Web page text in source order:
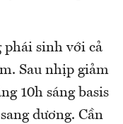
sinh với cả
Sau nhịp giảm
10h sáng basis
dương. Cần